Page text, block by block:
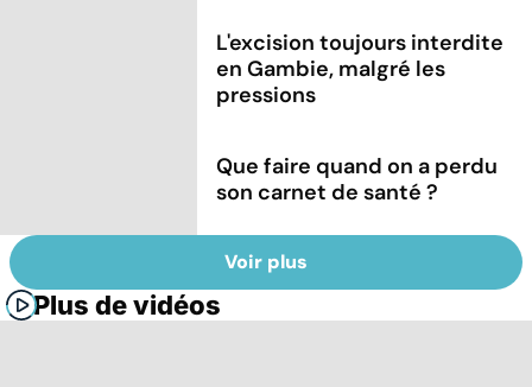
L'excision toujours interdite
en Gambie, malgré les
pressions
Que faire quand on a perdu
son carnet de santé ?
Voir plus
Plus de vidéos